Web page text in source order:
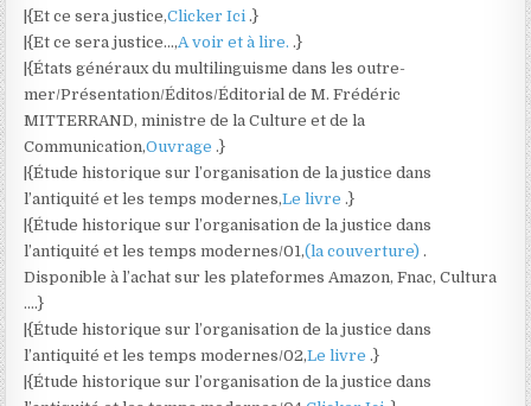
|{Et ce sera justice,Clicker Ici .}
|{Et ce sera justice…,A voir et à lire. .}
|{États généraux du multilinguisme dans les outre-
mer/Présentation/Éditos/Éditorial de M. Frédéric
MITTERRAND, ministre de la Culture et de la
Communication,Ouvrage .}
|{Étude historique sur l’organisation de la justice dans
l’antiquité et les temps modernes,Le livre .}
|{Étude historique sur l’organisation de la justice dans
l’antiquité et les temps modernes/01,(la couverture) .
Disponible à l’achat sur les plateformes Amazon, Fnac, Cultura
….}
|{Étude historique sur l’organisation de la justice dans
l’antiquité et les temps modernes/02,Le livre .}
|{Étude historique sur l’organisation de la justice dans